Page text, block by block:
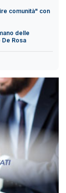
comunità" con
delle
Rosa